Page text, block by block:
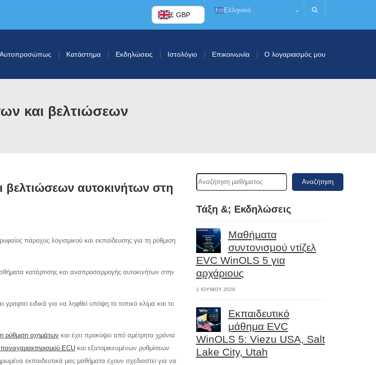
£ GBP
Ελληνικά
Αυτοπροσώπως Κατάστημα Εκδηλώσεις Ιστολόγιο Επικοινωνία Ο λογαριασμός μου
και βελτιώσεων
βελτιώσεων αυτοκινήτων στη
πάροχος λογισμικού και εκπαίδευσης για τη ρύθμιση
κατάρτισης και αναπροσαρμογής αυτοκινήτων στην
γραφτεί ειδικά για να ληφθεί υπόψη το τοπικό κλίμα και το
ρύθμιση οχημάτων και έχει προκύψει από αμέτρητα χρόνια
ECU και εξατομικευμένων ρυθμίσεων
εκπαιδευτικά μας μαθήματα έχουν σχεδιαστεί για να
Αναζήτηση
Τάξη &; Εκδηλώσεις
Μαθήματα
συντονισμού ντίζελ
EVC WinOLS 5 για
αρχάριους
1 ΙΟΥΝΊΟΥ 2026
Εκπαιδευτικό
μάθημα EVC
WinOLS 5: Viezu USA, Salt
Lake City, Utah